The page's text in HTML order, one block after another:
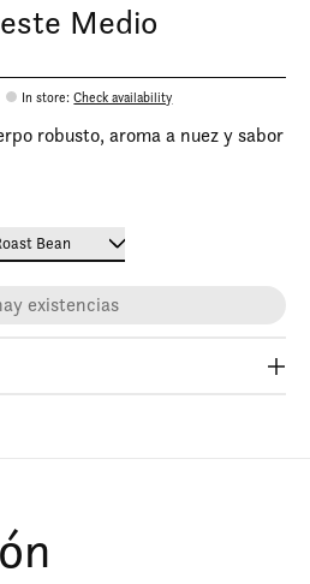
Medio
In store:Check availability
robusto, aroma a nuez y sabor
existencias